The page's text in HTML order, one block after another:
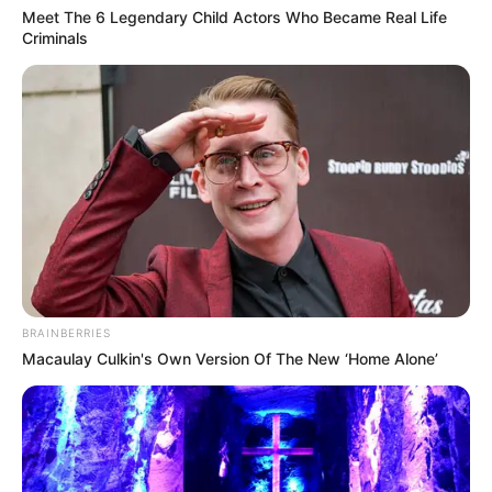
Quando pensamos em reciclagem, não podemos
esquecer das crianças, que também se divertem
com as maravilhas resultantes da reutilização de
materiais. E é isso que fez com que as
tartaruguinhas de garrafa pet se destacassem
opção para brincar na água em dias quentes, e
têm espaço suficiente para armazenas pedrinhas,
moedinhas ou qualquer outro item que as torne
Meet The 6 Legendary Child Actors Who Became Real Life
Criminals
BRAINBERRIES
Macaulay Culkin's Own Version Of The New ‘Home Alone’